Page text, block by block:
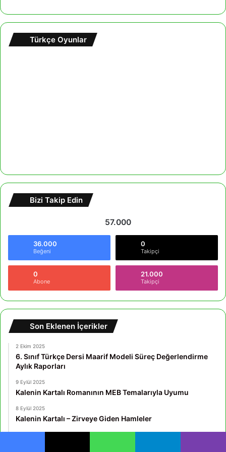
Türkçe Oyunlar
Bizi Takip Edin
57.000
36.000
Beğeni
0
Takipçi
0
Abone
21.000
Takipçi
Son Eklenen İçerikler
2 Ekim 2025
6. Sınıf Türkçe Dersi Maarif Modeli Süreç Değerlendirme
Aylık Raporları
9 Eylül 2025
Kalenin Kartalı Romanının MEB Temalarıyla Uyumu
8 Eylül 2025
Kalenin Kartalı – Zirveye Giden Hamleler